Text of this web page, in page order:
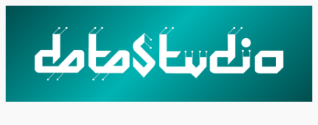
inhoud